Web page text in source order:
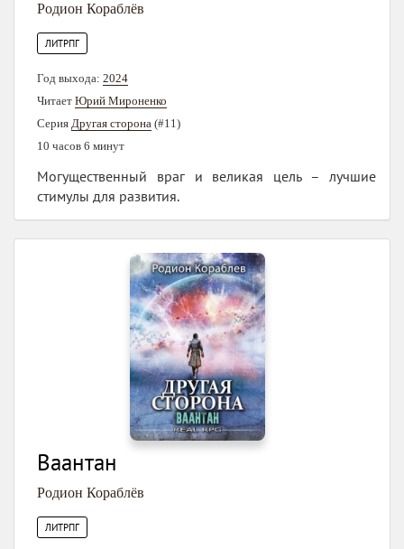
Родион Кораблёв
ЛИТРПГ
Год выхода: 2024
Читает Юрий Мироненко
Серия Другая сторона (#11)
10 часов 6 минут
Могущественный враг и великая цель – лучшие
стимулы для развития.
Ваантан
Родион Кораблёв
ЛИТРПГ